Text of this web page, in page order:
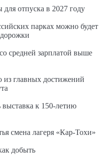
отпуска в 2027 году
парках можно будет
средней зарплатой выше
из главных достижений
к 150-летию
смена лагеря «Кар-Тохи»
добыть